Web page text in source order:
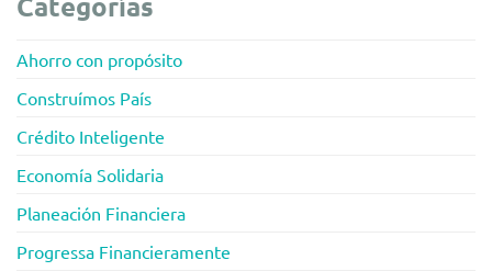
Ahorro con propósito
Construímos País
Crédito Inteligente
Economía Solidaria
Planeación Financiera
Progressa Financieramente